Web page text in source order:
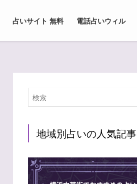
占いサイト 無料 電話占いウィル
地域別占いの人気記事